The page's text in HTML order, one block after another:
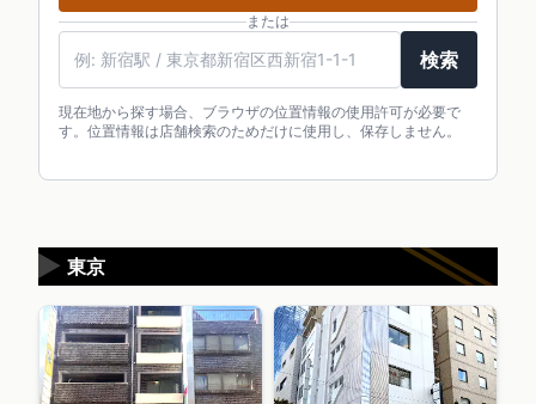
または
検索
現在地から探す場合、ブラウザの位置情報の使用許可が必要で
す。位置情報は店舗検索のためだけに使用し、保存しません。
東京
▶